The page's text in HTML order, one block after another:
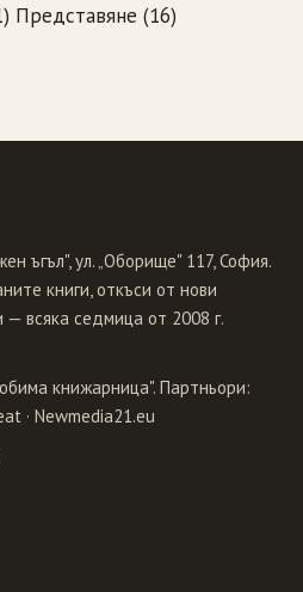
Представяне (16)
ъгъл", ул. „Оборище" 117, София.
книги, откъси от нови
— всяка седмица от 2008 г.
книжарница". Партньори:
· Newmedia21.eu